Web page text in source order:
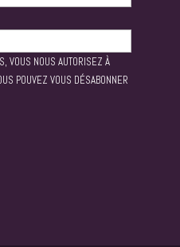
VOUS NOUS AUTORISEZ À
POUVEZ VOUS DÉSABONNER